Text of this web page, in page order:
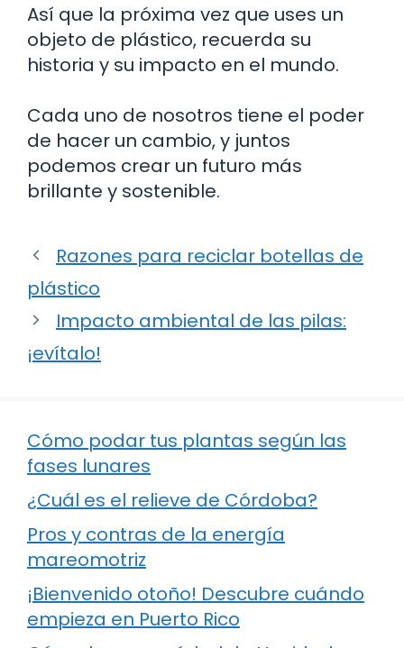
Así que la próxima vez que uses un
objeto de plástico, recuerda su
historia y su impacto en el mundo.
Cada uno de nosotros tiene el poder
de hacer un cambio, y juntos
podemos crear un futuro más
brillante y sostenible.
Razones para reciclar botellas de
plástico
Impacto ambiental de las pilas:
¡evítalo!
Cómo podar tus plantas según las
fases lunares
¿Cuál es el relieve de Córdoba?
Pros y contras de la energía
mareomotriz
¡Bienvenido otoño! Descubre cuándo
empieza en Puerto Rico